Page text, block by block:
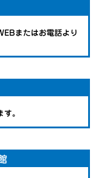
またはお電話より
。